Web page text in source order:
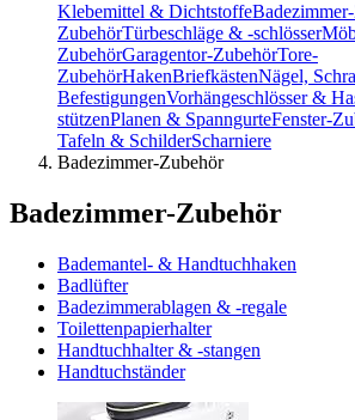
Klebemittel & Dichtstoffe
ZubehörTürbeschläge & -schlösser
ZubehörGaragentor-ZubehörTore-
ZubehörHakenBriefkästenNägel,
BefestigungenVorhängeschlösser &
stützenPlanen & SpanngurteFenster-
Tafeln & SchilderScharniere
Badezimmer-Zubehör
Badezimmer-Zubehör
Bademantel- & Handtuchhaken
Badlüfter
Badezimmerablagen & -regale
Toilettenpapierhalter
Handtuchhalter & -stangen
Handtuchständer